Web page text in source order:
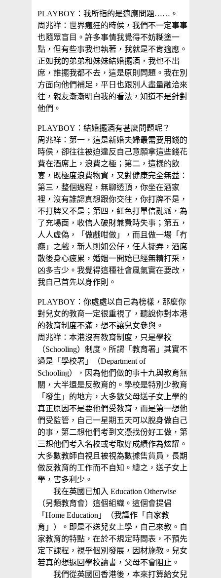
PLAYBOY：我所指的是適應問題……。
周兆祥：世界瘋狂的時侯，我們不一定事事
也隨眾盲目。許多事情我覺得不妨糊塗一
點，但有些事我也執著，我就是不肯適應。
正如我的弟弟和妹妹結婚擺酒，我也不出
席，誰擺我都不去，這是原則問題。我在別
方面向他們補足，平日也跟別人盡量融洽來
往，親友漸漸明白我的看法，知道不是針對
他們。
PLAYBOY：結婚擺酒有甚麼問題呢？
周兆祥：第一，這是新婚夫婦最需要用錢的
時侯，卻往往被迫違反自己意願拿這些錢花
費在酒席上，浪費之極；第二，這樣的飲
宴，既極度浪費物資，又對健康完全無益：
第三，整個過程，無聊透頂，你坐在酒家
裡，沒有誰認真想跟你交往，你打牌不是，
不打牌又不是；第四，紅色打單信亂派，為
了充場面，收信人破財兼費時失事；第五，
人人虛偽，「做戲咁做」，而且做一場「冇
癮」之戲，新人則如公仔，任人擺弄，酒席
散後身心疲累，婚姻一開始已經無精打采，
凶多吉少。我覺得這種社會風氣實在要改，
我自己首先以身作則。
PLAYBOY：你處處以自己為榜樣，那麼你
對兒女的教育一定很重視了，聽說你對本港
的教育制度不滿，想不讓兒女參與。
周兆祥：本港沒有教育制度，只是學校
（Schooling）制度。所謂「教育署」其實不
過是「學校署」（Department of
Schooling），因為他們做的事十九與教育無
關，大半還是反教育的。學校是特別少教育
「發生」的地方，大多數父母送子女上學的
真正原因不是要他們受教育，而是第一想他
們受監管，自己一星期五天可以脫身做自己
的事，第二想他們考到文憑找份好工做，第
三想他們考入名校或考取好成績作為炫耀。
大多數教師自視且被視為數據售貨員，長期
做反教育的工作而不自知。總之，送子女上
學，害多利少。
我在英國已加入 Education Otherwise
（另類教育會）這個組織。這個會提倡
「Home Education」（我譯作「自家教
育」）。即是不送兒女上學，自己來教。自
家教育的特點，在於不規定時間表，不預先
定下課程，視乎個別發展，因材施教。兒女
若真的想返回學校讀書，父母不會阻止。
我們從英國回香港後，本來打算給女兒